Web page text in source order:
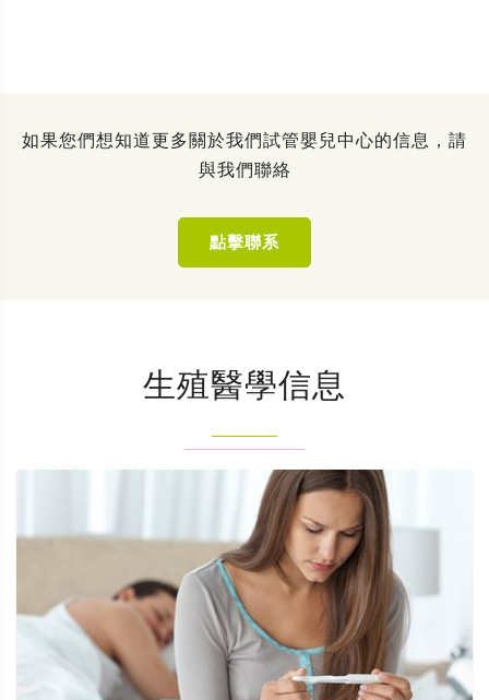
如果您們想知道更多關於我們試管嬰兒中心的信息，請
與我們聯絡
點擊聯系
生殖醫學信息